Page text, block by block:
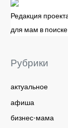
Редакция
для мам в
Рубрики
актуальное
афиша
бизнес-мама